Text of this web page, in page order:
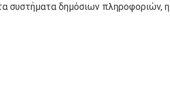
συστήματα δημόσιων πληροφοριών, η